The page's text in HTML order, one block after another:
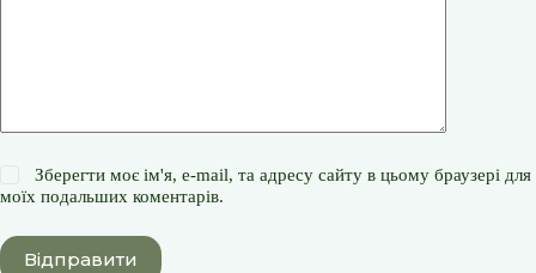
Зберегти моє ім'я, e-mail, та адресу сайту в цьому браузері для
моїх подальших коментарів.
Відправити